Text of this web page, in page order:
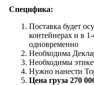
Специфика:
Поставка будет
контейнерах и в
одновременно
Необходима
Необходимы
Нужно нанести
Цена груза 270